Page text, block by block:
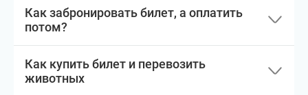
Как забронировать билет, а оплатить
потом?
Как купить билет и перевозить
животных